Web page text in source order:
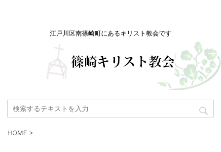
江戸川区南篠崎町にあるキリスト教会です
HOME >